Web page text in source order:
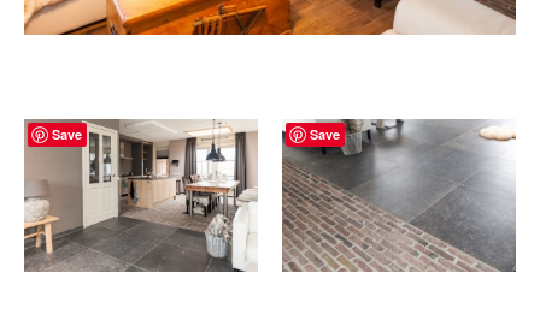
Save Save